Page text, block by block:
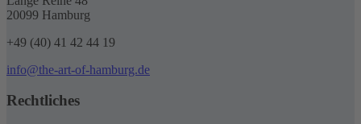
20099 Hamburg
+49 (40) 41 42 44 19
info@the-art-of-hamburg.de
Rechtliches